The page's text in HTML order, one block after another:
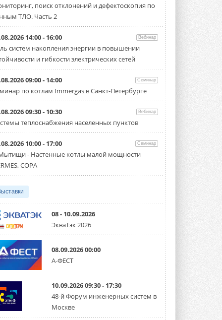
Тепловые насосы в связке с
солнечной генерацией и
накопителем снижают
потребление на 60%
Исследователи из Италии установили ...
4 АВГУСТА 2026
«РУСКЛИМАТ Fest 2026» в Уфе
собрал свыше 700 профи
климатической отрасли
Организатором выступил торгово-
производственный холдинг ...
ЦОД с плотностью 54 кВт на
стойку
3 АВГУСТА 2026
систему DVM на R32
Линейка включает семь типоразмеров
производительностью от 22,4 до 56 кВт.
Суммарная длина трубопроводов ...
3 АВГУСТА 2026
«СиСофт Девелопмент» подвел
итоги конкурса студенческих
стартует уже в сентябре 2026 года ...
3 АВГУСТА 2026
«Русклимат» укрепляет
поиск отклонений и дефектоскопия по
ТЛО. Часть 2
14:00 - 16:00 Вебинар
систем накопления энергии в повышении
и гибкости электрических сетей
09:00 - 14:00 Семинар
по котлам Immergas в Санкт-Петербурге
09:30 - 10:30 Вебинар
теплоснабжения населенных пунктов
10:00 - 17:00 Семинар
- Настенные котлы малой мощности
COPA
08 - 10.09.2026
ЭкваТэк 2026
08.09.2026 00:00
А-ФЕСТ
10.09.2026 09:30 - 17:30
48-й Форум инженерных систем в
Москве